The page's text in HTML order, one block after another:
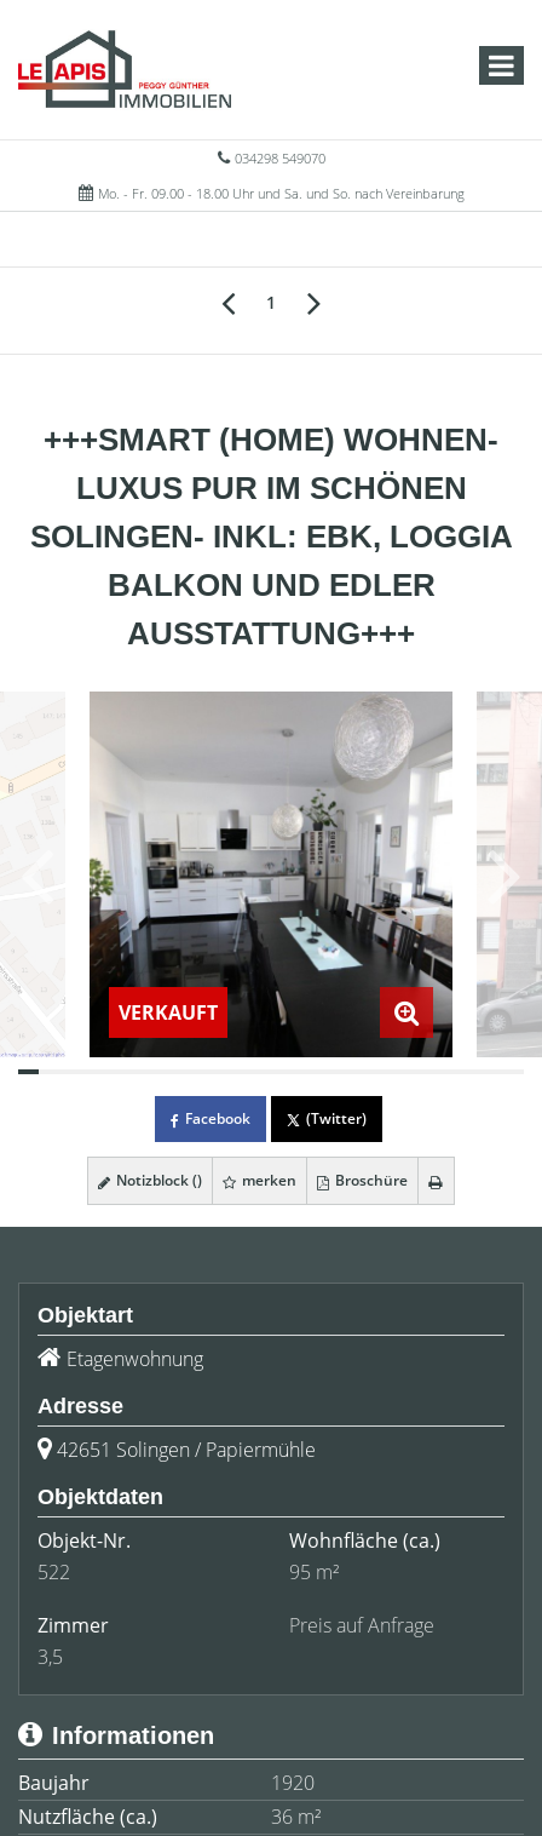
034298 549070
Mo. - Fr. 09.00 - 18.00 Uhr und Sa. und So. nach Vereinbarung
1
+++SMART (HOME) WOHNEN-
LUXUS PUR IM SCHÖNEN
SOLINGEN- INKL: EBK, LOGGIA
BALKON UND EDLER
AUSSTATTUNG+++
VERKAUFT
Facebook (Twitter)
Notizblock () merken Broschüre
Objektart
Etagenwohnung
Adresse
42651 Solingen / Papiermühle
Objektdaten
Objekt-Nr.
522
Wohnfläche(ca.)
95 m²
Zimmer
3,5
Preis auf Anfrage
Informationen
Baujahr
1920
Nutzfläche (ca.)
36 m²